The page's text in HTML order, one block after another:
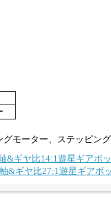
モーター、ステッピン
&ギヤ比14:1遊星ギアボ
&ギヤ比27:1遊星ギアボ